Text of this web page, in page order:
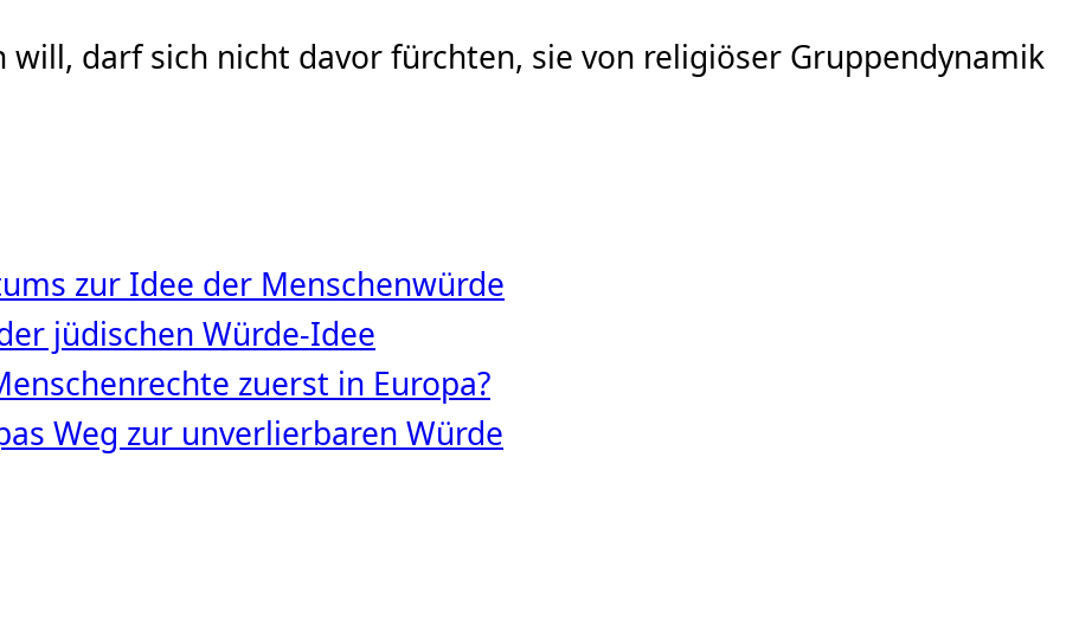
darf sich nicht davor fürchten, sie von religiöser Gruppendynamik
zur Idee der Menschenwürde
jüdischen Würde‑Idee
zuerst in Europa?
Weg zur unverlierbaren Würde